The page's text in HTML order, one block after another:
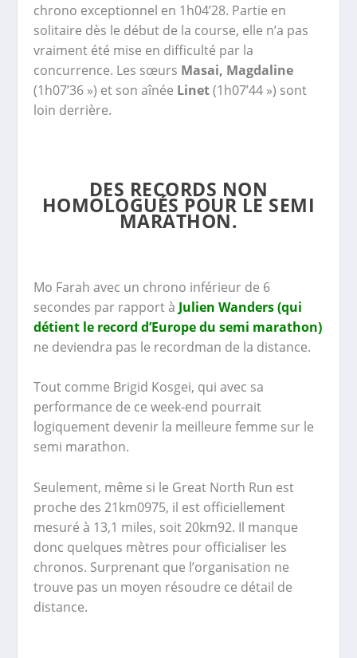
chrono exceptionnel en 1h04’28. Partie en
solitaire dès le début de la course, elle n’a pas
vraiment été mise en difficulté par la
concurrence. Les sœurs Masai, Magdaline
(1h07’36 ») et son aînée Linet(1h07’44 ») sont
loin derrière.
DES RECORDS NON
HOMOLOGUÉS POUR LE SEMI
MARATHON.
Mo Farah avec un chrono inférieur de 6
secondes par rapport à Julien Wanders (qui
détient le record d’Europe du semi marathon)
ne deviendra pas le recordman de la distance.
Tout comme Brigid Kosgei, qui avec sa
performance de ce week-end pourrait
logiquement devenir la meilleure femme sur le
semi marathon.
Seulement, même si le Great North Run est
proche des 21km0975, il est officiellement
mesuré à 13,1 miles, soit 20km92. Il manque
donc quelques mètres pour officialiser les
chronos. Surprenant que l’organisation ne
trouve pas un moyen résoudre ce détail de
distance.